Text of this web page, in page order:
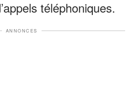
téléphoniques.
ANNONCES